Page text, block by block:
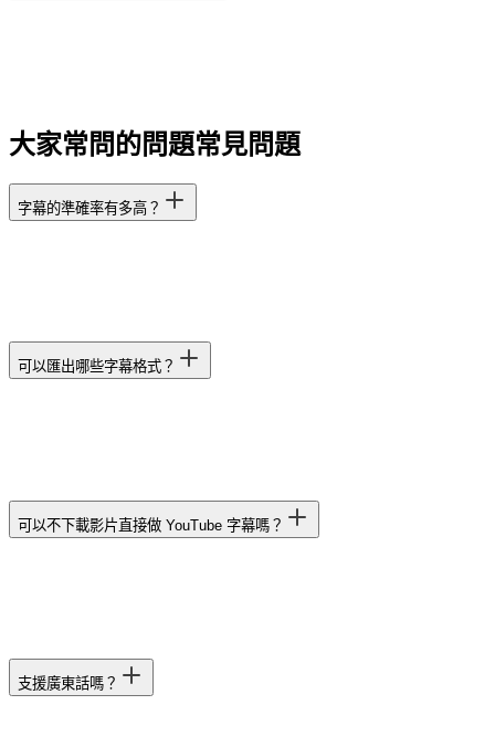
大家常問的問題常見問題
字幕的準確率有多高？
可以匯出哪些字幕格式？
可以不下載影片直接做 YouTube 字幕嗎？
支援廣東話嗎？